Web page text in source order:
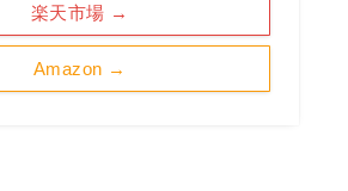
Amazon →
楽天市場 →